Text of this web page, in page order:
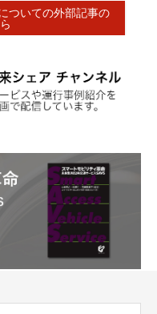
ついての外部記事の